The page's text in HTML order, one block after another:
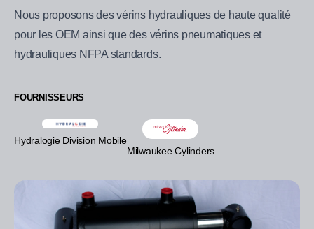
Nous proposons des vérins hydrauliques de haute qualité
pour les OEM ainsi que des vérins pneumatiques et
hydrauliques NFPA standards.
FOURNISSEURS
Hydralogie Division Mobile
Milwaukee Cylinders